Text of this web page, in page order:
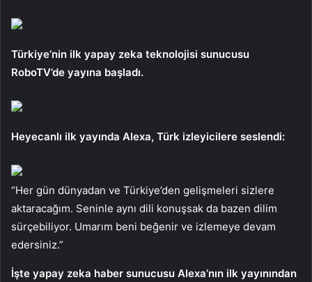
Türkiye’nin ilk yapay zeka teknolojisi sunucusu
RoboTV’de yayına başladı.
Heyecanlı ilk yayında Alexa, Türk izleyicilere seslendi:
“Her gün dünyadan ve Türkiye’den gelişmeleri sizlere
aktaracağım. Seninle aynı dili konuşsak da bazen dilim
sürçebiliyor. Umarım beni beğenir ve izlemeye devam
edersiniz.”
İşte yapay zeka haber sunucusu Alexa’nın ilk yayınından